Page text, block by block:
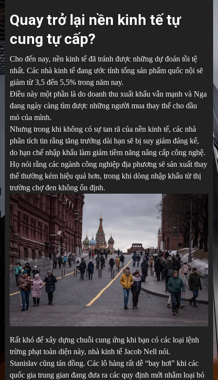
Quay trở lại nền kinh tế tự
cung tự cấp?
Cho đến nay, nền kinh tế đã tránh được những dự đoán tồi tệ
nhất. Các nhà kinh tế đang ước tính tổng sản phẩm quốc nội sẽ
giảm từ 3,5 đến 5,5% trong năm nay.
Điều này một phần là do doanh thu xuất khẩu vẫn mạnh và Nga
đang ngày càng tìm được những người mua thay thế cho dầu
mỏ của mình.
Nhưng trong khi không có sự tan rã của nền kinh tế, các nhà
phân tích tin rằng tăng trưởng dài hạn sẽ bị suy giảm đáng kể,
do hạn chế nhập khẩu làm giảm tiềm năng nâng cấp công nghệ.
Họ nói rằng các ngành công nghiệp địa phương sẽ sản xuất thay
thế thường kém hiệu quả hơn, trong khi dòng nhập khẩu từ thị
trường chợ đen không ổn định.
Rất khó để xây dựng chuỗi cung ứng khi bạn có các loại lệnh
trừng phạt toàn diện này, nhà kinh tế Jacob Nell nói.
Stanislav cũng tán đồng. Các lô hàng rất dễ “bay hơi” khi các
quốc gia trung gian đang đưa ra các quy định mới nhằm loại bỏ